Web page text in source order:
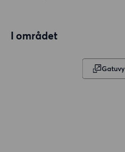
I området
Gatuvy